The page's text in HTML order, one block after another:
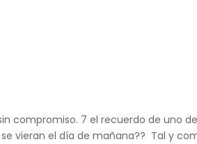
sin compromiso. 7 el recuerdo de uno
vieran el día de mañana?? Tal y